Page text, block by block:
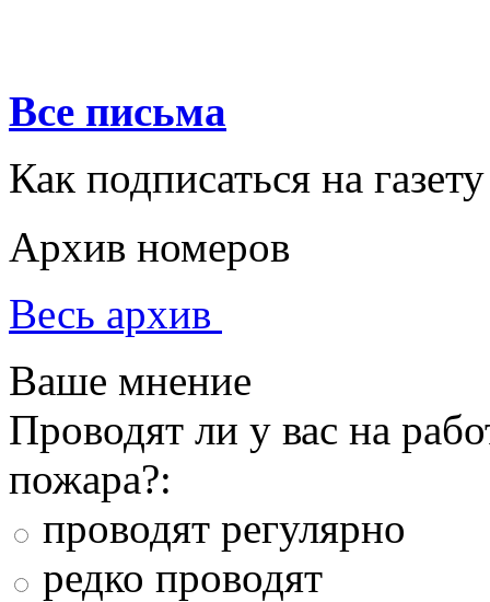
Все письма
Как подписаться на газету
Архив номеров
Весь архив
Ваше мнение
Проводят ли у вас на
пожара?:
проводят регулярно
редко проводят